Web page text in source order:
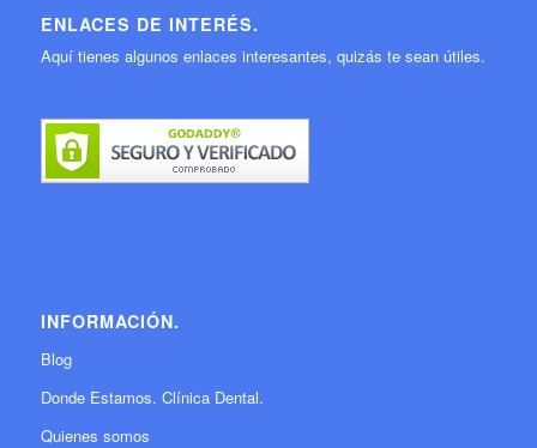
ENLACES DE INTERÉS.
Aquí tienes algunos enlaces interesantes, quizás te sean útiles.
INFORMACIÓN.
Blog
Donde Estamos. Clínica Dental.
Quienes somos